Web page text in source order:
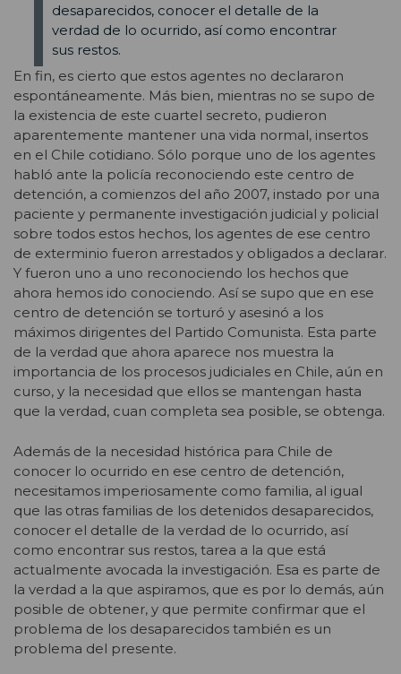
desaparecidos, conocer el detalle de la
verdad de lo ocurrido, así como encontrar
sus restos.
En fin, es cierto que estos agentes no declararon
espontáneamente. Más bien, mientras no se supo de
la existencia de este cuartel secreto, pudieron
aparentemente mantener una vida normal, insertos
en el Chile cotidiano. Sólo porque uno de los agentes
habló ante la policía reconociendo este centro de
detención, a comienzos del año 2007, instado por una
paciente y permanente investigación judicial y policial
sobre todos estos hechos, los agentes de ese centro
de exterminio fueron arrestados y obligados a declarar.
Y fueron uno a uno reconociendo los hechos que
ahora hemos ido conociendo. Así se supo que en ese
centro de detención se torturó y asesinó a los
máximos dirigentes del Partido Comunista. Esta parte
de la verdad que ahora aparece nos muestra la
importancia de los procesos judiciales en Chile, aún en
curso, y la necesidad que ellos se mantengan hasta
que la verdad, cuan completa sea posible, se obtenga.
Además de la necesidad histórica para Chile de
conocer lo ocurrido en ese centro de detención,
necesitamos imperiosamente como familia, al igual
que las otras familias de los detenidos desaparecidos,
conocer el detalle de la verdad de lo ocurrido, así
como encontrar sus restos, tarea a la que está
actualmente avocada la investigación. Esa es parte de
la verdad a la que aspiramos, que es por lo demás, aún
posible de obtener, y que permite confirmar que el
problema de los desaparecidos también es un
problema del presente.